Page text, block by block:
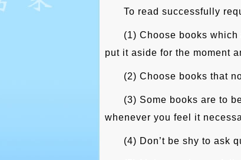
To read successfully
(1) Choose books
put it aside for the moment
(2) Choose books that
(3) Some books are to
whenever you feel it
(4) Don’t be shy to ask